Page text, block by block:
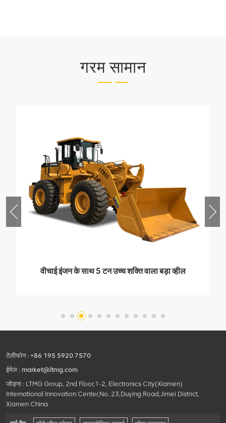
गरम सामान
वीचाई इंजन के साथ 5 टन उच्च शक्ति वाला बड़ा व्हील
टेलीफोन : +86 195 5920 7570
ईमेल : market@ltmg.com
जोड़ना : LTMG Group, 2nd Floor,1-2, Electronics City(Xiamen)
International Innovation Center,No. 23,Duying Road,Jimei District,
Xiamen China